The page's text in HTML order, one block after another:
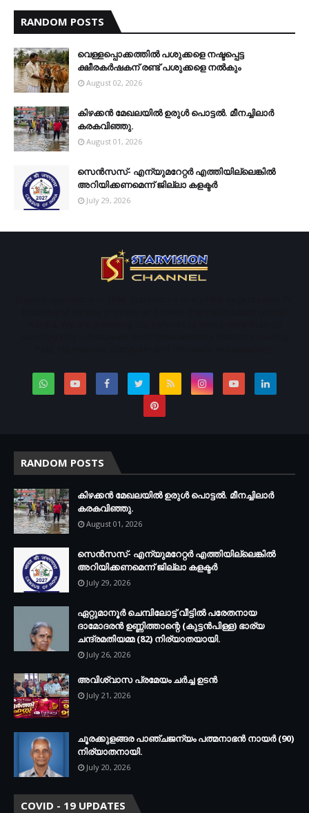
RANDOM POSTS
വെള്ളപ്പൊക്കത്തില്‍ പശുക്കളെ നഷ്ടപ്പെട്ട
ക്ഷീരകര്‍ഷകന് രണ്ട് പശുക്കളെ നല്‍കും
August 02, 2026
കിഴക്കന്‍ മേഖലയില്‍ ഉരുള്‍ പൊട്ടല്‍. മീനച്ചിലാര്‍
കരകവിഞ്ഞു.
August 01, 2026
സെന്‍സസ്- എന്യുമറേറ്റര്‍ എത്തിയില്ലെങ്കില്‍
അറിയിക്കണമെന്ന് ജില്ലാ കളക്ടര്‍
July 29, 2026
RANDOM POSTS
കിഴക്കന്‍ മേഖലയില്‍ ഉരുള്‍ പൊട്ടല്‍. മീനച്ചിലാര്‍
കരകവിഞ്ഞു.
August 01, 2026
സെന്‍സസ്- എന്യുമറേറ്റര്‍ എത്തിയില്ലെങ്കില്‍
അറിയിക്കണമെന്ന് ജില്ലാ കളക്ടര്‍
July 29, 2026
ഏറ്റുമാനൂര്‍ ചെമ്പിലോട്ട് വീട്ടില്‍ പരേതനായ
ദാമോദരന്‍ ഉണ്ണിത്താന്റെ (കുട്ടന്‍പിള്ള) ഭാര്യ
ചന്ദ്രമതിയമ്മ (82) നിര്യാതയായി.
July 26, 2026
അവിശ്വാസ പ്രമേയം ചര്‍ച്ച ഉടന്‍
July 21, 2026
ചൂരക്കുളങ്ങര പാഞ്ചജന്യം പത്മനാഭന്‍ നായര്‍ (90)
നിര്യാതനായി.
July 20, 2026
COVID - 19 UPDATES